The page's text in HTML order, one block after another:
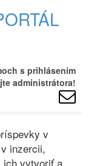
s prihlásením
administrátora!
v
inzercii,
ich vytvoriť a